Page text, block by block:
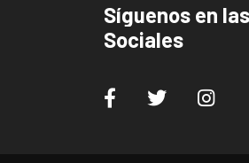
Síguenos en
Sociales